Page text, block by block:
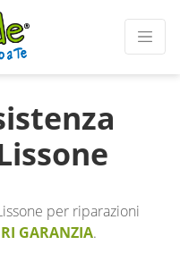
per riparazioni
GARANZIA.